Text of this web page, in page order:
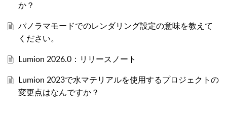
か？
パノラマモードでのレンダリング設定の意味を教えて
ください。
Lumion 2026.0：リリースノート
Lumion 2023で水マテリアルを使用するプロジェクトの
変更点はなんですか？